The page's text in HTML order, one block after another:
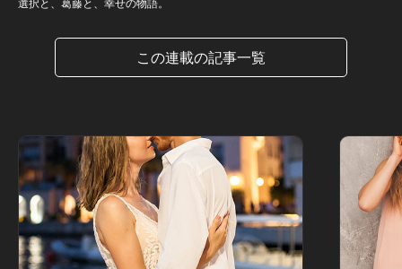
この連載の記事一覧